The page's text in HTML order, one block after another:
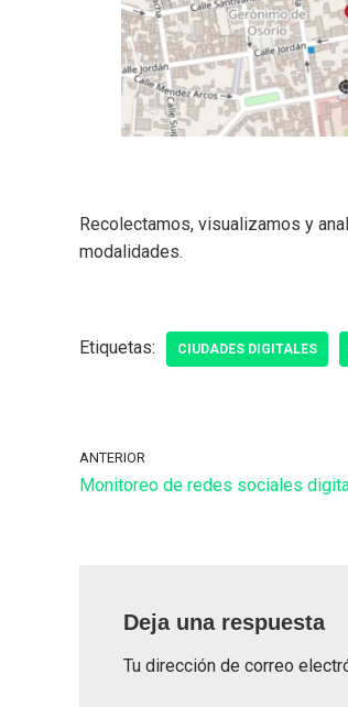
Recolectamos, visualizamos y
modalidades.
Etiquetas: CIUDADES DIGITALES
ANTERIOR
Monitoreo de redes sociales
Deja una respuesta
Tu dirección de correo